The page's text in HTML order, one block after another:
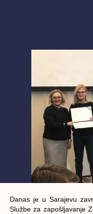
Danas je u Sarajevu
Službe za zapošljavanje